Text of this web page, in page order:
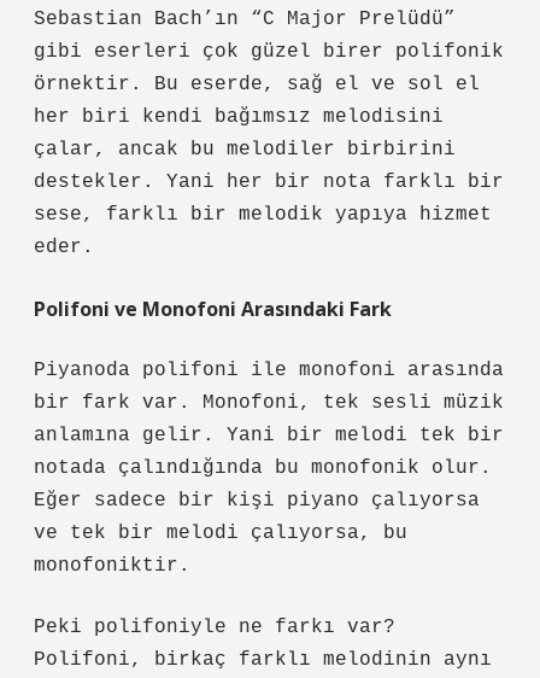
Sebastian Bach’ın “C Major Prelüdü”
gibi eserleri çok güzel birer polifonik
örnektir. Bu eserde, sağ el ve sol el
her biri kendi bağımsız melodisini
çalar, ancak bu melodiler birbirini
destekler. Yani her bir nota farklı bir
sese, farklı bir melodik yapıya hizmet
eder.
Polifoni ve Monofoni Arasındaki Fark
Piyanoda polifoni ile monofoni arasında
bir fark var. Monofoni, tek sesli müzik
anlamına gelir. Yani bir melodi tek bir
notada çalındığında bu monofonik olur.
Eğer sadece bir kişi piyano çalıyorsa
ve tek bir melodi çalıyorsa, bu
monofoniktir.
Peki polifoniyle ne farkı var?
Polifoni, birkaç farklı melodinin aynı